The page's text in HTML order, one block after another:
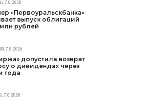
7.8.2026
«Первоуральскбанка»
выпуск облигаций
рублей
7.8.2026
допустила возврат
о дивидендах через
года
7.8.2026